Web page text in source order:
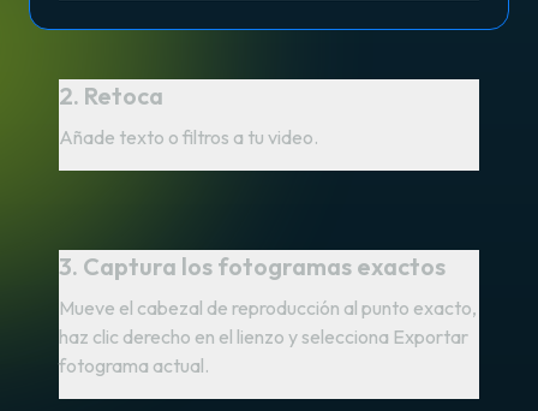
2. Retoca
Añade texto o filtros a tu video.
3. Captura los fotogramas exactos
Mueve el cabezal de reproducción al punto exacto,
haz clic derecho en el lienzo y selecciona Exportar
fotograma actual.